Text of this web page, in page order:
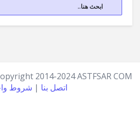
2014-2024 ASTFSAR COM |
اتصل بنا | شروط